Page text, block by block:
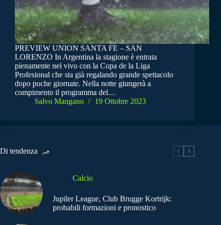
PREVIEW UNION SANTA FE – SAN
LORENZO In Argentina la stagione è entrata
pienamente nel vivo con la Copa de la Liga
Profesional che sta già regalando grande spettacolo
dopo poche giornate. Nella notte giungerà a
compimento il programma del…
Salvo Mangano
19 Ottobre 2023
Di tendenza
Calcio
Jupiler League, Club Brugge Kortrijk:
probabili formazioni e pronostico